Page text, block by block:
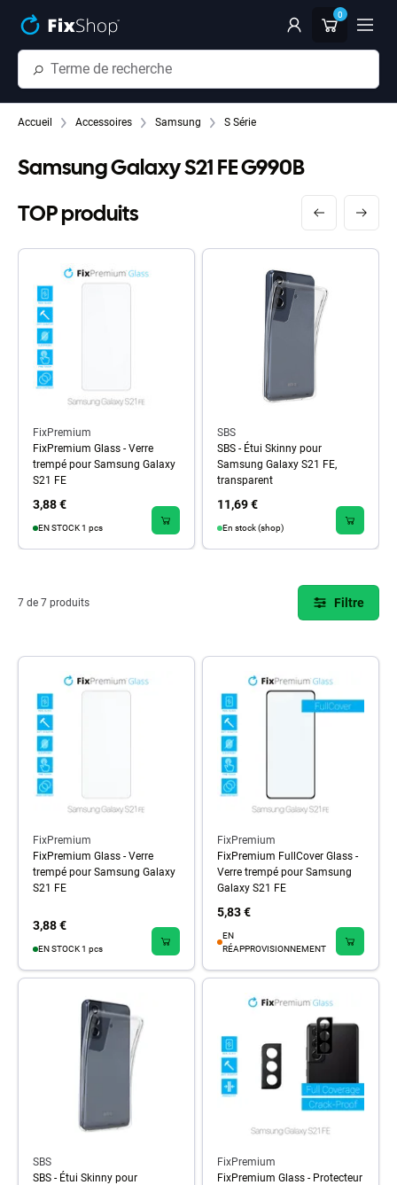
0
Accueil Accessoires Samsung S Série
Samsung Galaxy S21 FE G990B
TOP produits
FixPremium
FixPremium Glass - Verre
trempé pour Samsung Galaxy
S21 FE
3,88 €
EN STOCK 1 pcs
SBS
SBS - Étui Skinny pour
Samsung Galaxy S21 FE,
transparent
11,69 €
En stock (shop)
7 de 7 produits Filtre
FixPremium
FixPremium Glass - Verre
trempé pour Samsung Galaxy
S21 FE
3,88 €
EN STOCK 1 pcs
FixPremium
FixPremium FullCover Glass -
Verre trempé pour Samsung
Galaxy S21 FE
5,83 €
EN
RÉAPPROVISIONNEMENT
SBS
SBS - Étui Skinny pour
FixPremium
FixPremium Glass - Protecteur